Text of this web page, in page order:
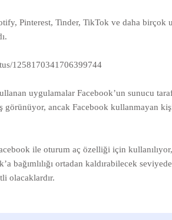
Pinterest, Tinder, TikTok ve daha birçok
1258170341706399744
uygulamalar Facebook’un sunucu
görünüyor, ancak Facebook kullanmayan
ile oturum aç özelliği için
bağımlılığı ortadan kaldırabilecek
olacaklardır.